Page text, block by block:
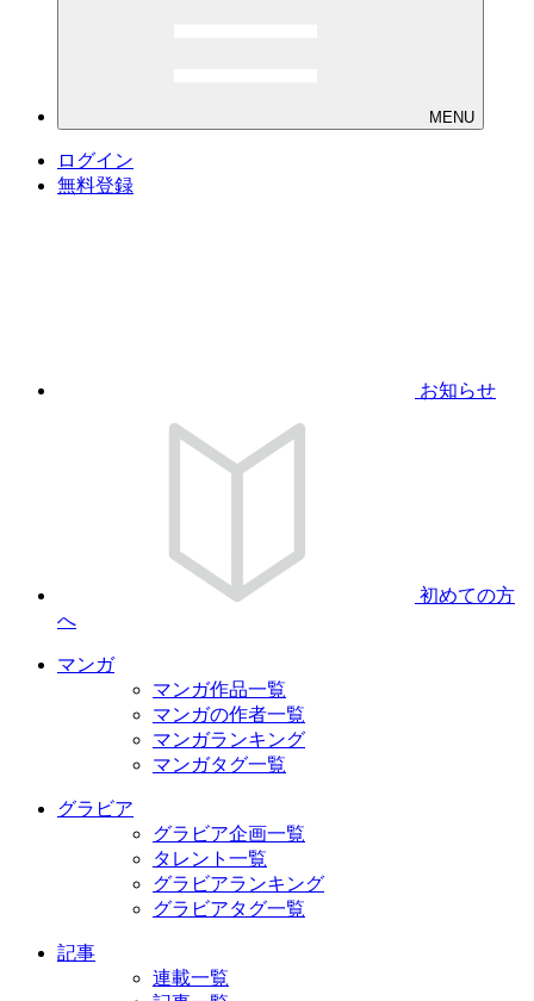
MENU
ログイン
無料登録
お知らせ
初めての方
へ
マンガ
マンガ作品一覧
マンガの作者一覧
マンガランキング
マンガタグ一覧
グラビア
グラビア企画一覧
タレント一覧
グラビアランキング
グラビアタグ一覧
記事
連載一覧